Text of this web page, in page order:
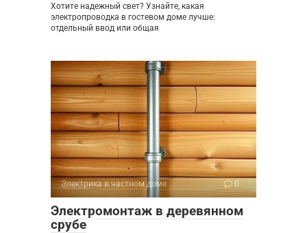
Хотите надежный свет? Узнайте, какая
электропроводка в гостевом доме лучше:
отдельный ввод или общая
Электрика в частном доме 0
Электромонтаж в деревянном
срубе